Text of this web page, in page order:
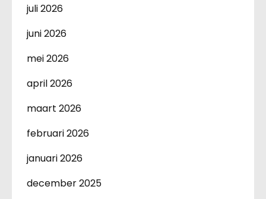
juli 2026
juni 2026
mei 2026
april 2026
maart 2026
februari 2026
januari 2026
december 2025